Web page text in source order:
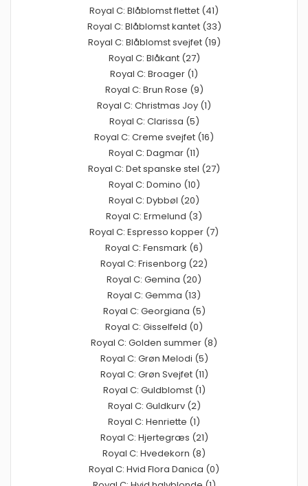
Royal C: Blåblomst flettet (41)
Royal C: Blåblomst kantet (33)
Royal C: Blåblomst svejfet (19)
Royal C: Blåkant (27)
Royal C: Broager (1)
Royal C: Brun Rose (9)
Royal C: Christmas Joy (1)
Royal C: Clarissa (5)
Royal C: Creme svejfet (16)
Royal C: Dagmar (11)
Royal C: Det spanske stel (27)
Royal C: Domino (10)
Royal C: Dybbøl (20)
Royal C: Ermelund (3)
Royal C: Espresso kopper (7)
Royal C: Fensmark (6)
Royal C: Frisenborg (22)
Royal C: Gemina (20)
Royal C: Gemma (13)
Royal C: Georgiana (5)
Royal C: Gisselfeld (0)
Royal C: Golden summer (8)
Royal C: Grøn Melodi (5)
Royal C: Grøn Svejfet (11)
Royal C: Guldblomst (1)
Royal C: Guldkurv (2)
Royal C: Henriette (1)
Royal C: Hjertegræs (21)
Royal C: Hvedekorn (8)
Royal C: Hvid Flora Danica (0)